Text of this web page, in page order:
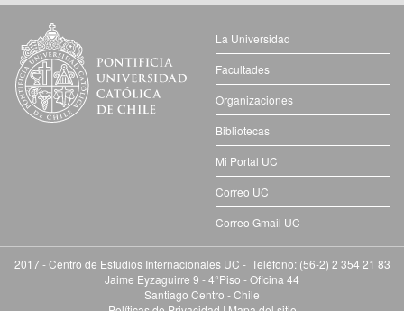
La Universidad
Facultades
Organizaciones
Bibliotecas
Mi Portal UC
Correo UC
Correo Gmail UC
2017 - Centro de Estudios Internacionales UC - Teléfono: (56-2) 2 354 21 83
Jaime Eyzaguirre 9 - 4°Piso - Oficina 44
Santiago Centro - Chile